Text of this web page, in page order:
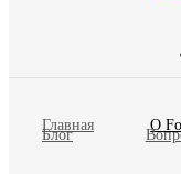
Главная О
Блог